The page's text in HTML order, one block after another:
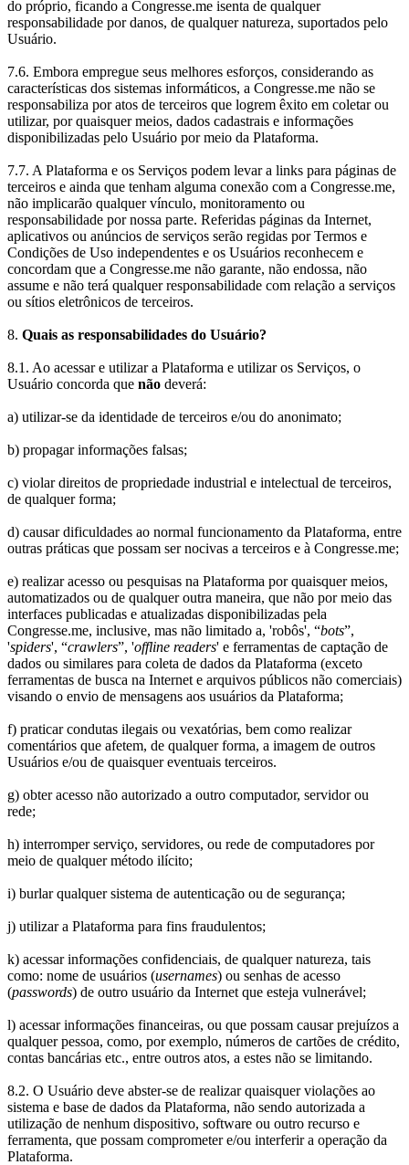
do próprio, ficando a Congresse.me isenta de qualquer
responsabilidade por danos, de qualquer natureza, suportados pelo
Usuário.
7.6. Embora empregue seus melhores esforços, considerando as
características dos sistemas informáticos, a Congresse.me não se
responsabiliza por atos de terceiros que logrem êxito em coletar ou
utilizar, por quaisquer meios, dados cadastrais e informações
disponibilizadas pelo Usuário por meio da Plataforma.
7.7. A Plataforma e os Serviços podem levar a links para páginas de
terceiros e ainda que tenham alguma conexão com a Congresse.me,
não implicarão qualquer vínculo, monitoramento ou
responsabilidade por nossa parte. Referidas páginas da Internet,
aplicativos ou anúncios de serviços serão regidas por Termos e
Condições de Uso independentes e os Usuários reconhecem e
concordam que a Congresse.me não garante, não endossa, não
assume e não terá qualquer responsabilidade com relação a serviços
ou sítios eletrônicos de terceiros.
8. Quais as responsabilidades do Usuário?
8.1. Ao acessar e utilizar a Plataforma e utilizar os Serviços, o
Usuário concorda que não deverá:
a) utilizar-se da identidade de terceiros e/ou do anonimato;
b) propagar informações falsas;
c) violar direitos de propriedade industrial e intelectual de terceiros,
de qualquer forma;
d) causar dificuldades ao normal funcionamento da Plataforma, entre
outras práticas que possam ser nocivas a terceiros e à Congresse.me;
e) realizar acesso ou pesquisas na Plataforma por quaisquer meios,
automatizados ou de qualquer outra maneira, que não por meio das
interfaces publicadas e atualizadas disponibilizadas pela
Congresse.me, inclusive, mas não limitado a, 'robôs', “bots”,
'spiders', “crawlers”, 'offline readers' e ferramentas de captação de
dados ou similares para coleta de dados da Plataforma (exceto
ferramentas de busca na Internet e arquivos públicos não comerciais)
visando o envio de mensagens aos usuários da Plataforma;
f) praticar condutas ilegais ou vexatórias, bem como realizar
comentários que afetem, de qualquer forma, a imagem de outros
Usuários e/ou de quaisquer eventuais terceiros.
g) obter acesso não autorizado a outro computador, servidor ou
rede;
h) interromper serviço, servidores, ou rede de computadores por
meio de qualquer método ilícito;
i) burlar qualquer sistema de autenticação ou de segurança;
j) utilizar a Plataforma para fins fraudulentos;
k) acessar informações confidenciais, de qualquer natureza, tais
como: nome de usuários (usernames) ou senhas de acesso
(passwords) de outro usuário da Internet que esteja vulnerável;
l) acessar informações financeiras, ou que possam causar prejuízos a
qualquer pessoa, como, por exemplo, números de cartões de crédito,
contas bancárias etc., entre outros atos, a estes não se limitando.
8.2. O Usuário deve abster-se de realizar quaisquer violações ao
sistema e base de dados da Plataforma, não sendo autorizada a
utilização de nenhum dispositivo, software ou outro recurso e
ferramenta, que possam comprometer e/ou interferir a operação da
Plataforma.